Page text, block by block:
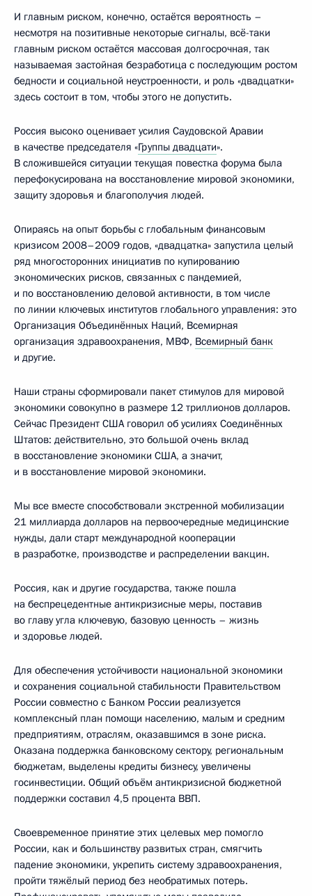
И главным риском, конечно, остаётся вероятность –
несмотря на позитивные некоторые сигналы, всё-таки
главным риском остаётся массовая долгосрочная, так
называемая застойная безработица с последующим ростом
бедности и социальной неустроенности, и роль «двадцатки»
здесь состоит в том, чтобы этого не допустить.
Россия высоко оценивает усилия Саудовской Аравии
в качестве председателя «Группы двадцати».
В сложившейся ситуации текущая повестка форума была
перефокусирована на восстановление мировой экономики,
защиту здоровья и благополучия людей.
Опираясь на опыт борьбы с глобальным финансовым
кризисом 2008–2009 годов, «двадцатка» запустила целый
ряд многосторонних инициатив по купированию
экономических рисков, связанных с пандемией,
и по восстановлению деловой активности, в том числе
по линии ключевых институтов глобального управления: это
Организация Объединённых Наций, Всемирная
организация здравоохранения, МВФ, Всемирный банк
и другие.
Наши страны сформировали пакет стимулов для мировой
экономики совокупно в размере 12 триллионов долларов.
Сейчас Президент США говорил об усилиях Соединённых
Штатов: действительно, это большой очень вклад
в восстановление экономики США, а значит,
и в восстановление мировой экономики.
Мы все вместе способствовали экстренной мобилизации
21 миллиарда долларов на первоочередные медицинские
нужды, дали старт международной кооперации
в разработке, производстве и распределении вакцин.
Россия, как и другие государства, также пошла
на беспрецедентные антикризисные меры, поставив
во главу угла ключевую, базовую ценность – жизнь
и здоровье людей.
Для обеспечения устойчивости национальной экономики
и сохранения социальной стабильности Правительством
России совместно с Банком России реализуется
комплексный план помощи населению, малым и средним
предприятиям, отраслям, оказавшимся в зоне риска.
Оказана поддержка банковскому сектору, региональным
бюджетам, выделены кредиты бизнесу, увеличены
госинвестиции. Общий объём антикризисной бюджетной
поддержки составил 4,5 процента ВВП.
Своевременное принятие этих целевых мер помогло
России, как и большинству развитых стран, смягчить
падение экономики, укрепить систему здравоохранения,
пройти тяжёлый период без необратимых потерь.